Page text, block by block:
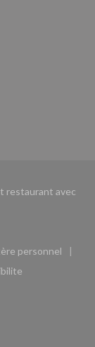
restaurant avec
nouvelle fenêtre))
fenêtre))
une nouvelle
personnel
fenêtre))